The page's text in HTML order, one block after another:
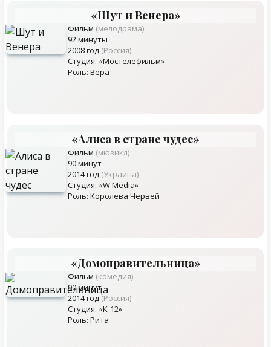
«Шут и Венера»
Фильм (мелодрама)
92 минуты
2008 год (Россия)
Студия: «Мостелефильм»
Роль: Вера
«Алиса в стране чудес»
Фильм (мюзикл)
90 минут
2014 год (Украина)
Студия: «W Media»
Роль: Королева Червей
«Домоправительница»
Фильм (комедия)
90 минут
2014 год(Россия)
Студия: «К-12»
Роль: Рита